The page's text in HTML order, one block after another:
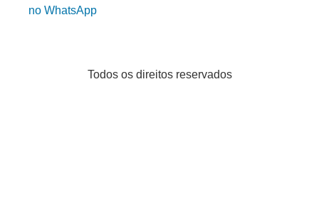
no WhatsApp
Todos os direitos reservados